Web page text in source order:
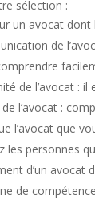
sélection :
un avocat
de
de l’avocat :
l’avocat :
l’avocat que
les personnes
d’un
de